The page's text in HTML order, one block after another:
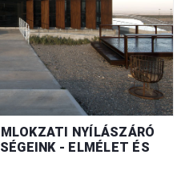
NYÍLÁSZÁRÓ
- ELMÉLET ÉS